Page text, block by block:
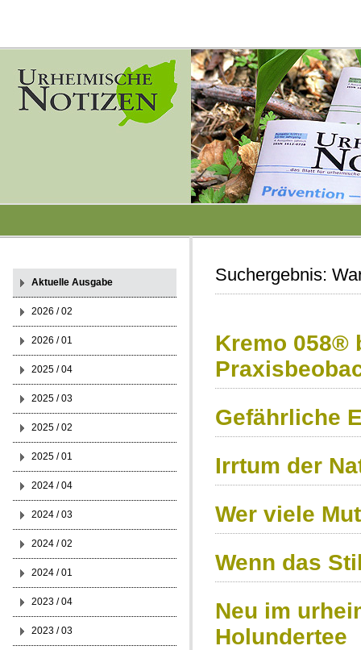
Suchergebnis:
Kremo 058®
Gefährliche
Irrtum der
Wer viele
Wenn das
Neu im
Holundertee
Aktuelle Ausgabe
2026 / 02
2026 / 01
2025 / 04
2025 / 03
2025 / 02
2025 / 01
2024 / 04
2024 / 03
2024 / 02
2024 / 01
2023 / 04
2023 / 03